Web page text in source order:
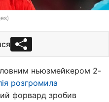
ньюзмейкером 2-
розгромила
форвард зробив